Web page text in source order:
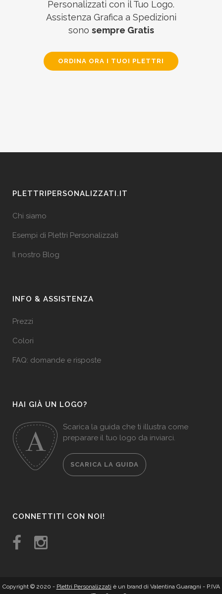
Personalizzati con il Tuo Logo.
Assistenza Grafica a Spedizioni
sono sempre Gratis
ORDINA ORA I TUOI PLETTRI
PLETTRIPERSONALIZZATI.IT
Chi siamo
Esempi di Plettri Personalizzati
Il nostro Blog
INFO & ASSISTENZA
Prezzi
Colori
FAQ: domande e risposte
HAI GIÀ UN LOGO?
Scarica la guida che ti illustra come
preparare il tuo logo da inviarci.
SCARICA LA GUIDA
CONNETTITI CON NOI!
Copyright © 2020 - Plettri Personalizzati è un brand di Valentina Guaragni - P.IVA